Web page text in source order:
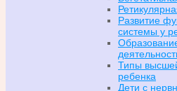
Развитие
системы у
Типы
ребенка
Дети с